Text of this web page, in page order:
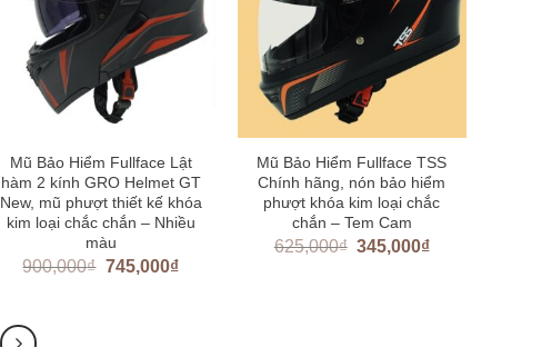
Mũ Bảo Hiểm Fullface Lật
hàm 2 kính GRO Helmet GT
New, mũ phượt thiết kế khóa
kim loại chắc chắn – Nhiều
màu
900,000₫ 745,000₫
Mũ Bảo Hiểm Fullface TSS
Chính hãng, nón bảo hiểm
phượt khóa kim loại chắc
chắn – Tem Cam
625,000₫ 345,000₫